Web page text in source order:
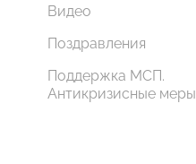
Видео
Поздравления
Поддержка МСП.
Антикризисные меры